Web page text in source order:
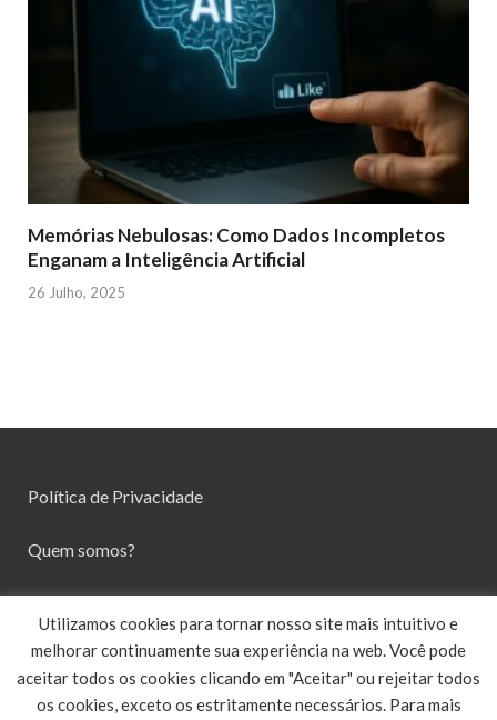
Memórias Nebulosas: Como Dados Incompletos
Enganam a Inteligência Artificial
26 Julho, 2025
Política de Privacidade
Quem somos?
Contato
Utilizamos cookies para tornar nosso site mais intuitivo e
melhorar continuamente sua experiência na web. Você pode
aceitar todos os cookies clicando em "Aceitar" ou rejeitar todos
os cookies, exceto os estritamente necessários. Para mais